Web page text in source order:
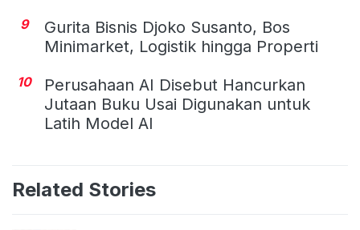
9
Gurita Bisnis Djoko Susanto, Bos
Minimarket, Logistik hingga Properti
10
Perusahaan AI Disebut Hancurkan
Jutaan Buku Usai Digunakan untuk
Latih Model AI
Related Stories